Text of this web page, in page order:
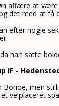
affære at
det med at få
efter nogle
han satte
IF -
Bonde, men
velplaceret